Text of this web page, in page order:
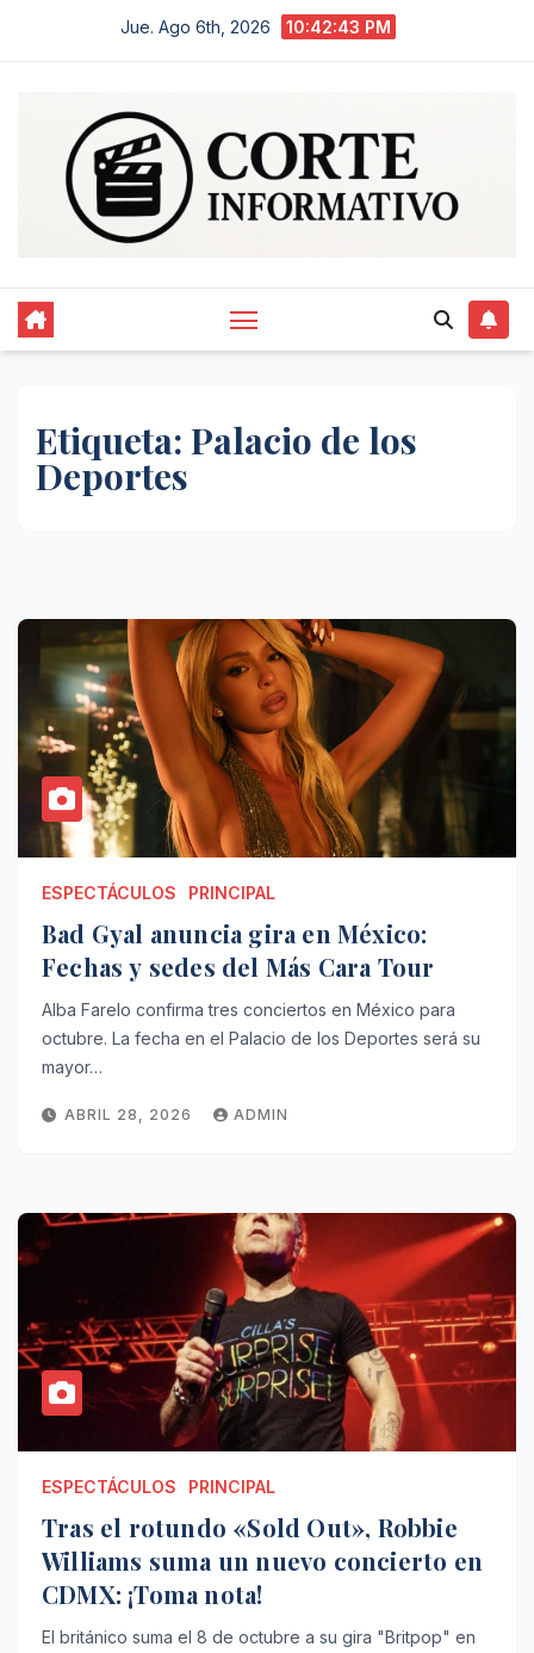
Jue. Ago 6th, 2026 10:42:43 PM
Etiqueta: Palacio de los
Deportes
ESPECTÁCULOS PRINCIPAL
Bad Gyal anuncia gira en México:
Fechas y sedes del Más Cara Tour
Alba Farelo confirma tres conciertos en México para
octubre. La fecha en el Palacio de los Deportes será su
mayor…
ABRIL 28, 2026 ADMIN
ESPECTÁCULOS PRINCIPAL
Tras el rotundo «Sold Out», Robbie
Williams suma un nuevo concierto en
CDMX: ¡Toma nota!
El británico suma el 8 de octubre a su gira "Britpop" en